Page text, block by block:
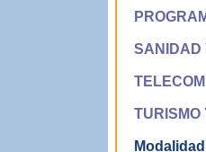
SANIDAD
TURISMO